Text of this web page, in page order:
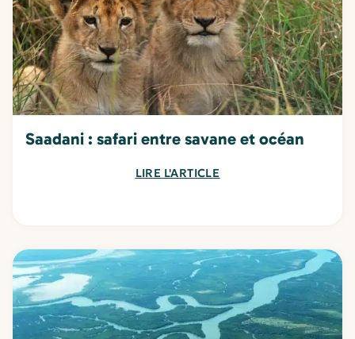
Saadani : safari entre savane et océan
LIRE L'ARTICLE